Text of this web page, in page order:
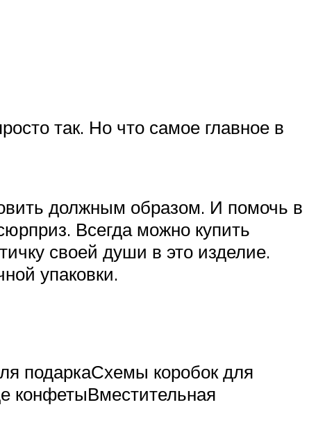
так. Но что самое главное в
должным образом. И помочь в
Всегда можно купить
своей души в это изделие.
упаковки.
подаркаСхемы коробок для
конфетыВместительная